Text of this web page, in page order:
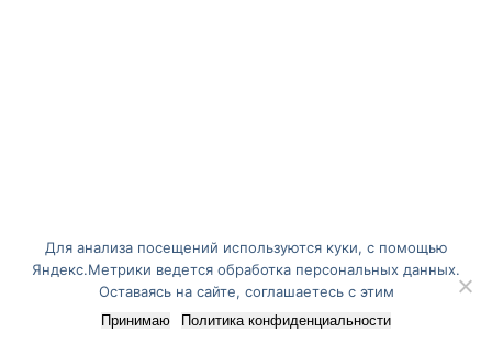
Для анализа посещений используются куки, с помощью
Яндекс.Метрики ведется обработка персональных данных.
Оставаясь на сайте, соглашаетесь с этим
Принимаю Политика конфиденциальности